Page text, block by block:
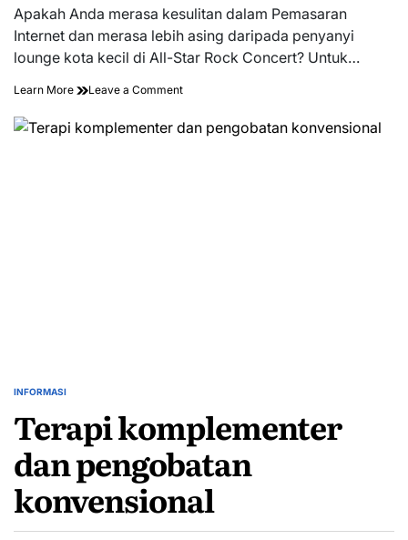
read
time
Apakah Anda merasa kesulitan dalam Pemasaran
Internet dan merasa lebih asing daripada penyanyi
lounge kota kecil di All-Star Rock Concert? Untuk…
Learn More Leave a Commenton
yang
tepat
POSTED
INFORMASI
Terapi komplementer
dan pengobatan
konvensional